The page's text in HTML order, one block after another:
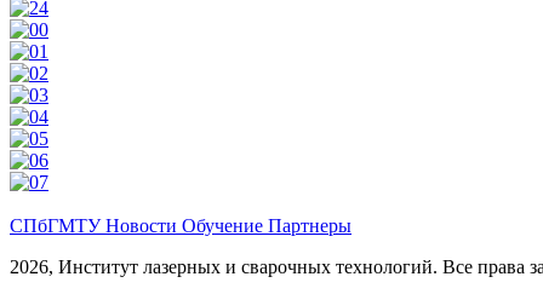
СПбГМТУНовости Обучение Партнеры
2026, Институт лазерных и сварочных технологий. Все права